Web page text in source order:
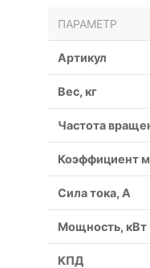
ПАРАМЕТР
Артикул
Вес, кг
Частота
Коэффициент
Сила тока, А
Мощность, кВт
КПД